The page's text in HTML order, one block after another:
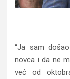
“Ja sam
novca i da ne
već od